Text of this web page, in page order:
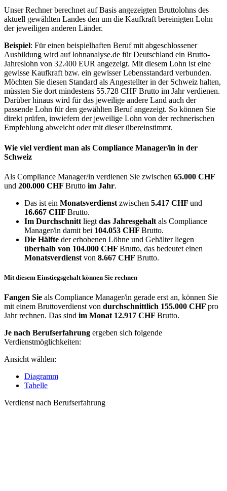
Unser Rechner berechnet auf Basis angezeigten Bruttolohns des
aktuell gewählten Landes den um die Kaufkraft bereinigten Lohn
der jeweiligen anderen Länder.
Beispiel: Für einen beispielhaften Beruf mit abgeschlossener
Ausbildung wird auf lohnanalyse.de für Deutschland ein Brutto-
Jahreslohn von 32.400 EUR angezeigt. Mit diesem Lohn ist eine
gewisse Kaufkraft bzw. ein gewisser Lebensstandard verbunden.
Möchten Sie diesen Standard als Angestellter in der Schweiz halten,
müssten Sie dort mindestens 55.728 CHF Brutto im Jahr verdienen.
Darüber hinaus wird für das jeweilige andere Land auch der
passende Lohn für den gewählten Beruf angezeigt. So können Sie
direkt prüfen, inwiefern der jeweilige Lohn von der rechnerischen
Empfehlung abweicht oder mit dieser übereinstimmt.
Wie viel verdient man als Compliance Manager/in in der
Schweiz
Als Compliance Manager/in verdienen Sie zwischen 65.000 CHF
und 200.000 CHF Brutto im Jahr.
Das ist ein Monatsverdienst zwischen 5.417 CHF und
16.667 CHF Brutto.
Im Durchschnitt liegt das Jahresgehalt als Compliance
Manager/in damit bei 104.053 CHF Brutto.
Die Hälfte der erhobenen Löhne und Gehälter liegen
überhalb von 104.000 CHF Brutto, das bedeutet einen
Monatsverdienst von 8.667 CHF Brutto.
Mit diesem Einstiegsgehalt können Sie rechnen
Fangen Sie als Compliance Manager/in gerade erst an, können Sie
mit einem Bruttoverdienst von durchschnittlich 155.000 CHF pro
Jahr rechnen. Das sind im Monat 12.917 CHF Brutto.
Je nach Berufserfahrung ergeben sich folgende
Verdienstmöglichkeiten:
Ansicht wählen:
Diagramm
Tabelle
Verdienst nach Berufserfahrung